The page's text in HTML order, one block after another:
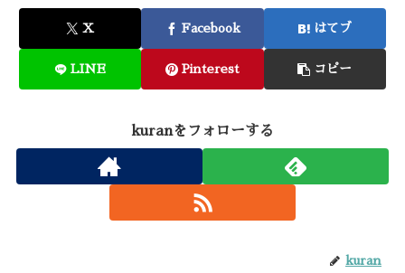
X Facebook はてブ
LINE Pinterest コピー
kuranをフォローする
kuran